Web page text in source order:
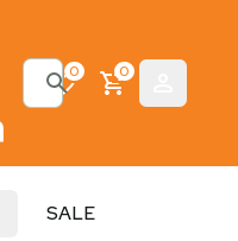
0 0
SALE